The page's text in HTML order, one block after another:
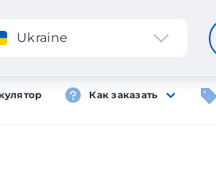
Приложение Регистрация
Как заказать
Ukraine